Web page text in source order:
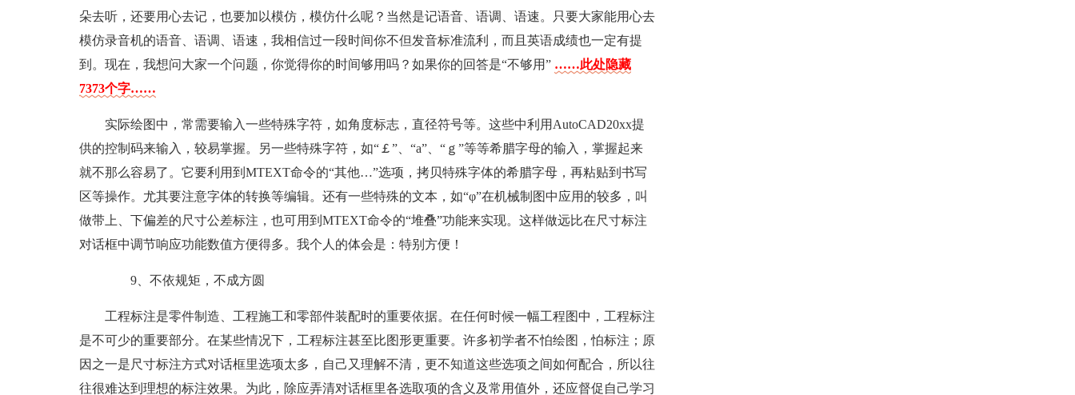
朵去听，还要用心去记，也要加以模仿，模仿什么呢？当然是记语音、语调、语速。只要大家能用心去
模仿录音机的语音、语调、语速，我相信过一段时间你不但发音标准流利，而且英语成绩也一定有提
到。现在，我想问大家一个问题，你觉得你的时间够用吗？如果你的回答是“不够用” ……此处隐藏
7373个字……
实际绘图中，常需要输入一些特殊字符，如角度标志，直径符号等。这些中利用AutoCAD20xx提
供的控制码来输入，较易掌握。另一些特殊字符，如“￡”、“a”、“ｇ”等等希腊字母的输入，掌握起来
就不那么容易了。它要利用到MTEXT命令的“其他…”选项，拷贝特殊字体的希腊字母，再粘贴到书写
区等操作。尤其要注意字体的转换等编辑。还有一些特殊的文本，如“φ”在机械制图中应用的较多，叫
做带上、下偏差的尺寸公差标注，也可用到MTEXT命令的“堆叠”功能来实现。这样做远比在尺寸标注
对话框中调节响应功能数值方便得多。我个人的体会是：特别方便！
9、不依规矩，不成方圆
工程标注是零件制造、工程施工和零部件装配时的重要依据。在任何时候一幅工程图中，工程标注
是不可少的重要部分。在某些情况下，工程标注甚至比图形更重要。许多初学者不怕绘图，怕标注；原
因之一是尺寸标注方式对话框里选项太多，自己又理解不清，更不知道这些选项之间如何配合，所以往
往很难达到理想的标注效果。为此，除应弄清对话框里各选取项的含义及常用值外，还应督促自己学习